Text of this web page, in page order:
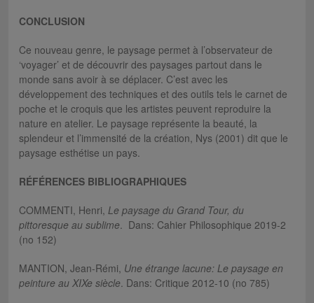
CONCLUSION
Ce nouveau genre, le paysage permet à l’observateur de
‘voyager’ et de découvrir des paysages partout dans le
monde sans avoir à se déplacer. C’est avec les
développement des techniques et des outils tels le carnet de
poche et le croquis que les artistes peuvent reproduire la
nature en atelier. Le paysage représente la beauté, la
splendeur et l’immensité de la création, Nys (2001) dit que le
paysage esthétise un pays.
RÉFÉRENCES BIBLIOGRAPHIQUES
COMMENTI, Henri, Le paysage du Grand Tour, du
pittoresque au sublime. Dans: Cahier Philosophique 2019-2
(no 152)
MANTION, Jean-Rémi, Une étrange lacune: Le paysage en
peinture au XIXe siècle. Dans: Critique 2012-10 (no 785)